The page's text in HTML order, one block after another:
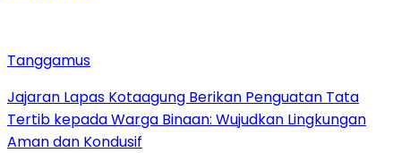
Tanggamus
Jajaran Lapas Kotaagung Berikan Penguatan Tata
Tertib kepada Warga Binaan: Wujudkan Lingkungan
Aman dan Kondusif